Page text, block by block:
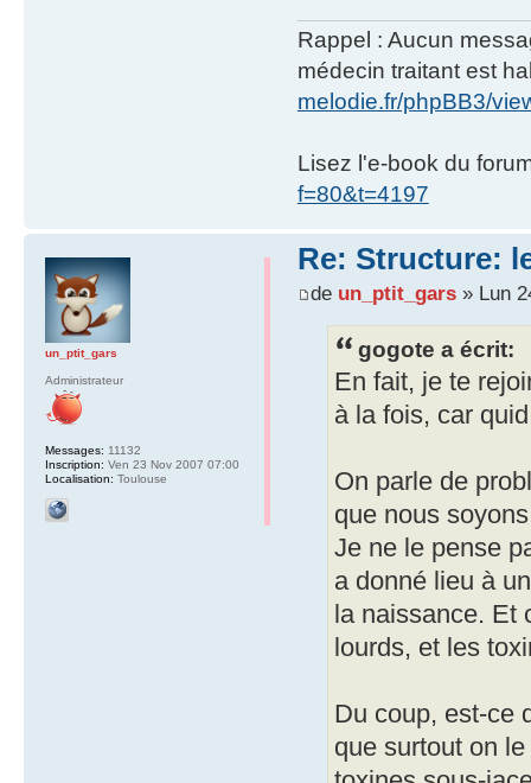
Rappel : Aucun
médecin traitant est
melodie.fr/phpBB3/
Lisez l'e-book du
f=80&t=4197
Re: Structure:
de un_ptit_gars» Lun
gogote a écrit:
En fait, je te
à la fois, car
On parle de
que nous
Je ne le pense
a donné lieu à
la naissance. Et
lourds, et les
Du coup, est-ce
que surtout on
un_ptit_gars
Administrateur
Messages: 11132
Inscription: Ven 23 Nov 2007 07:00
Localisation: Toulouse